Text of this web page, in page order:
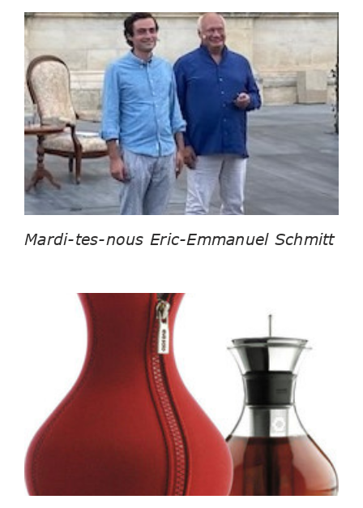
Mardi-tes-nous Eric-Emmanuel Schmitt